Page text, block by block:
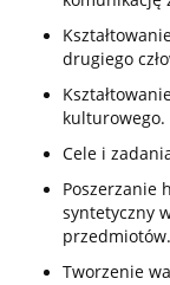
drugiego
kulturowego.
Cele i
Poszerzanie
syntetyczny
przedmiotów.
Tworzenie